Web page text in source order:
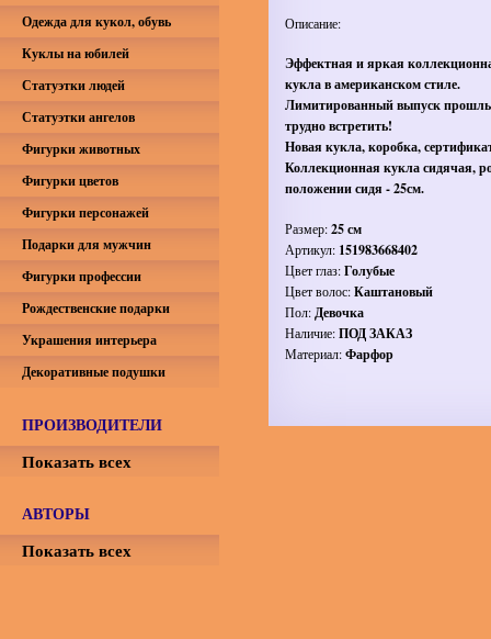
Описание:
Эффектная и яркая
кукла в американском стиле.
Лимитированный выпуск
трудно встретить!
Новая кукла, коробка,
Коллекционная кукла сидячая,
положении сидя - 25см.
Размер:25 см
Артикул: 151983668402
Цвет глаз:Голубые
Цвет волос:Каштановый
Пол:Девочка
Наличие:ПОД ЗАКАЗ
Материал:Фарфор
Одежда для кукол, обувь
Куклы на юбилей
Статуэтки людей
Статуэтки ангелов
Фигурки животных
Фигурки цветов
Фигурки персонажей
Подарки для мужчин
Фигурки профессии
Рождественские подарки
Украшения интерьера
Декоративные подушки
ПРОИЗВОДИТЕЛИ
Показать всех
АВТОРЫ
Показать всех